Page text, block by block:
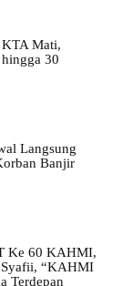
Mati,
30
Langsung
Banjir
Ke 60 KAHMI,
“KAHMI
Terdepan